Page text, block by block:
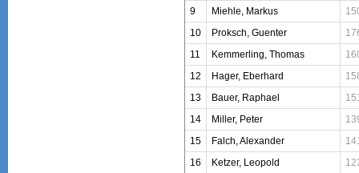
9
Miehle, Markus
10
Proksch, Guenter
11
Kemmerling, Thomas
12
Hager, Eberhard
13
Bauer, Raphael
14
Miller, Peter
15
Falch, Alexander
16
Ketzer, Leopold